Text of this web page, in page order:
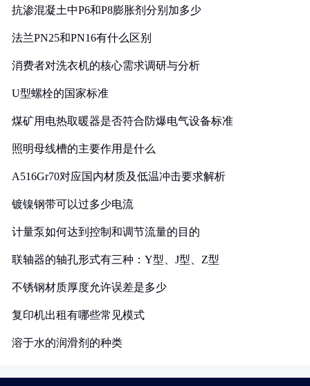
抗渗混凝土中P6和P8膨胀剂分别加多少
法兰PN25和PN16有什么区别
消费者对洗衣机的核心需求调研与分析
U型螺栓的国家标准
煤矿用电热取暖器是否符合防爆电气设备标准
照明母线槽的主要作用是什么
A516Gr70对应国内材质及低温冲击要求解析
镀镍钢带可以过多少电流
计量泵如何达到控制和调节流量的目的
联轴器的轴孔形式有三种：Y型、J型、Z型
不锈钢材质厚度允许误差是多少
复印机出租有哪些常见模式
溶于水的润滑剂的种类